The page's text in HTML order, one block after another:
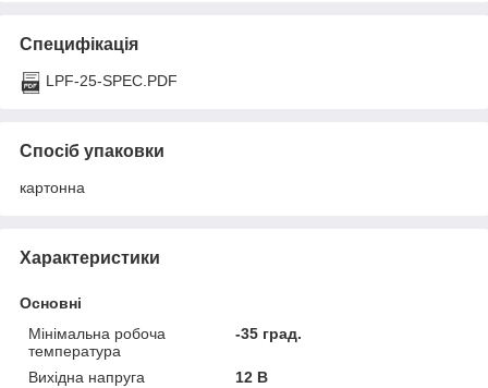
Специфікація
LPF-25-SPEC.PDF
Спосіб упаковки
картонна
Характеристики
Основні
Мінімальна робоча
температура
-35 град.
Вихідна напруга
12 В